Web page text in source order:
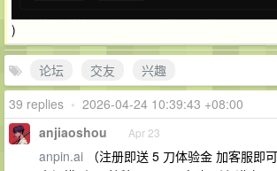
)
论坛 交友
兴趣
39 replies • 2026-04-24 10:39:43 +08:00
anjiaoshou Apr 23
anpin.ai （注册即送 5 刀体验金 加客服即